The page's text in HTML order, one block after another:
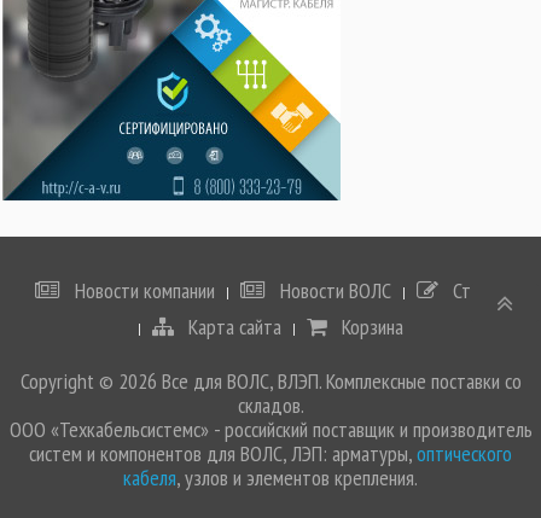
Новости компании Новости ВОЛС
Статьи
Карта сайта
Корзина
Copyright © 2026 Все для ВОЛС, ВЛЭП. Комплексные поставки со
складов.
ООО «Техкабельсистемс» - российский поставщик и производитель
систем и компонентов для ВОЛС, ЛЭП: арматуры,оптического
кабеля, узлов и элементов крепления.